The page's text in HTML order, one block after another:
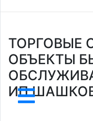
ТОРГОВЫЕ
ОБЪЕКТЫ
ИП